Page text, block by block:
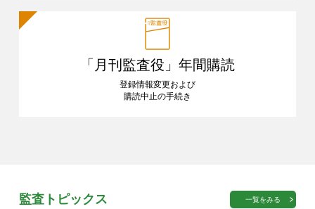
「月刊監査役」 年間購読
登録情報変更および
購読中止の手続き
監査トピックス 一覧をみる